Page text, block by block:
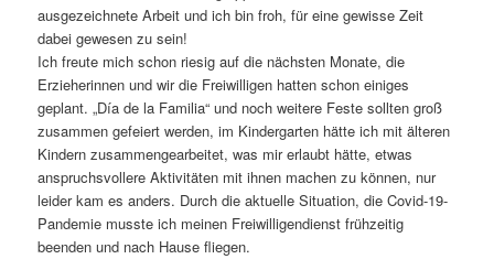
ausgezeichnete Arbeit und ich bin froh, für eine gewisse Zeit
dabei gewesen zu sein!
Ich freute mich schon riesig auf die nächsten Monate, die
Erzieherinnen und wir die Freiwilligen hatten schon einiges
geplant. „Día de la Familia“ und noch weitere Feste sollten groß
zusammen gefeiert werden, im Kindergarten hätte ich mit älteren
Kindern zusammengearbeitet, was mir erlaubt hätte, etwas
anspruchsvollere Aktivitäten mit ihnen machen zu können, nur
leider kam es anders. Durch die aktuelle Situation, die Covid-19-
Pandemie musste ich meinen Freiwilligendienst frühzeitig
beenden und nach Hause fliegen.